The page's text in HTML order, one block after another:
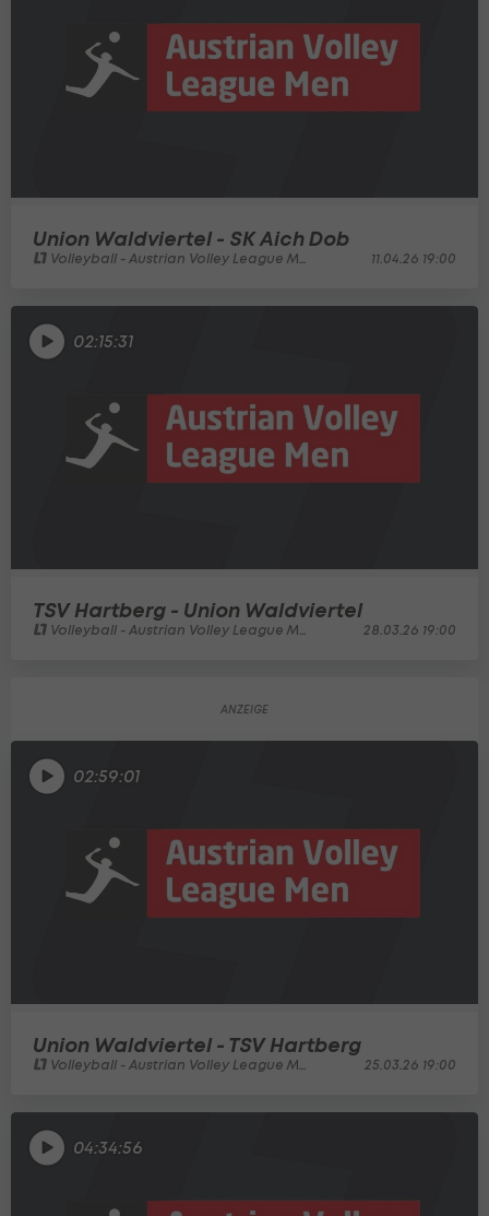
Union Waldviertel - SK Aich Dob
Volleyball - Austrian Volley League Men 11.04.26 19:00
02:15:31
TSV Hartberg - Union Waldviertel
Volleyball - Austrian Volley League Men 28.03.26 19:00
02:59:01
Union Waldviertel - TSV Hartberg
Volleyball - Austrian Volley League Men 25.03.26 19:00
04:34:56